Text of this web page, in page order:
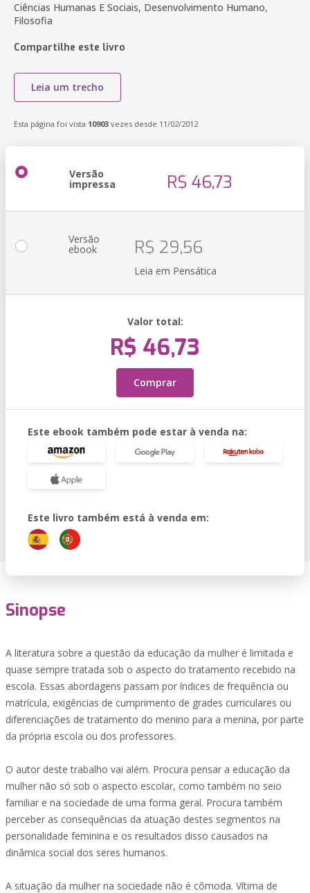
Ciências Humanas E Sociais, Desenvolvimento Humano,
Filosofia
Compartilhe este livro
Leia um trecho
Esta página foi vista 10903 vezes desde 11/02/2012
Versão
impressa R$ 46,73
Versão
ebook R$ 29,56
Leia em Pensática
Valor total:
R$ 46,73
Comprar
Este ebook também pode estar à venda na:
Este livro também está à venda em:
Sinopse
A literatura sobre a questão da educação da mulher é limitada e
quase sempre tratada sob o aspecto do tratamento recebido na
escola. Essas abordagens passam por índices de frequência ou
matrícula, exigências de cumprimento de grades curriculares ou
diferenciações de tratamento do menino para a menina, por parte
da própria escola ou dos professores.
O autor deste trabalho vai além. Procura pensar a educação da
mulher não só sob o aspecto escolar, como também no seio
familiar e na sociedade de uma forma geral. Procura também
perceber as consequências da atuação destes segmentos na
personalidade feminina e os resultados disso causados na
dinâmica social dos seres humanos.
A situação da mulher na sociedade não é cômoda. Vítima de